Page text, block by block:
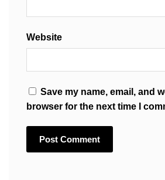
Website
Save my name, email, and
browser for the next time I